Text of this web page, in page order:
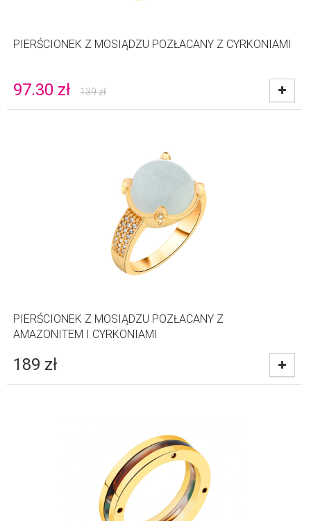
PIERŚCIONEK Z MOSIĄDZU POZŁACANY Z CYRKONIAMI
97.30 zł 139zł
PIERŚCIONEK Z MOSIĄDZU POZŁACANY Z
AMAZONITEM I CYRKONIAMI
189 zł